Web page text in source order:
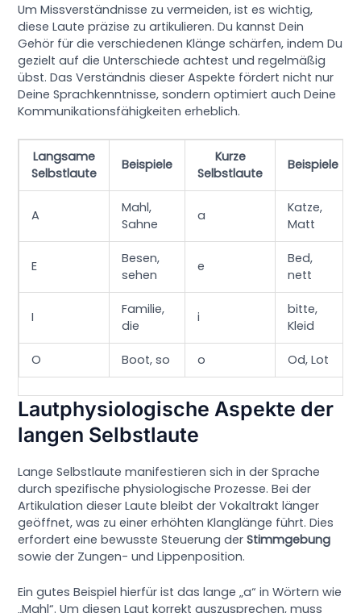
Um Missverständnisse zu vermeiden, ist es wichtig,
diese Laute präzise zu artikulieren. Du kannst Dein
Gehör für die verschiedenen Klänge schärfen, indem Du
gezielt auf die Unterschiede achtest und regelmäßig
übst. Das Verständnis dieser Aspekte fördert nicht nur
Deine Sprachkenntnisse, sondern optimiert auch Deine
Kommunikationsfähigkeiten erheblich.
Langsame
Selbstlaute
Beispiele
Kurze
Selbstlaute
Beispiele
A
Mahl,
Sahne
a
Katze,
Matt
E
Besen,
sehen
e
Bed,
nett
I
Familie,
die
i
bitte,
Kleid
O Boot, so o Od, Lot
Lautphysiologische Aspekte der
langen Selbstlaute
Lange Selbstlaute manifestieren sich in der Sprache
durch spezifische physiologische Prozesse. Bei der
Artikulation dieser Laute bleibt der Vokaltrakt länger
geöffnet, was zu einer erhöhten Klanglänge führt. Dies
erfordert eine bewusste Steuerung derStimmgebung
sowie der Zungen- und Lippenposition.
Ein gutes Beispiel hierfür ist das lange „a“ in Wörtern wie
„Mahl“. Um diesen Laut korrekt auszusprechen, muss